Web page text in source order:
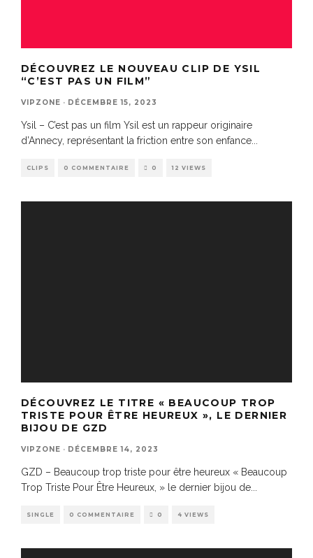
DÉCOUVREZ LE NOUVEAU CLIP DE YSIL
“C’EST PAS UN FILM”
VIPZONE · DÉCEMBRE 15, 2023
Ysil – C’est pas un film Ysil est un rappeur originaire
d’Annecy, représentant la friction entre son enfance...
CLIPS 0 COMMENTAIRE 0 12 VIEWS
DÉCOUVREZ LE TITRE « BEAUCOUP TROP
TRISTE POUR ÊTRE HEUREUX », LE DERNIER
BIJOU DE GZD
VIPZONE · DÉCEMBRE 14, 2023
GZD – Beaucoup trop triste pour être heureux « Beaucoup
Trop Triste Pour Être Heureux, » le dernier bijou de
SINGLE 0 COMMENTAIRE 0 4 VIEWS